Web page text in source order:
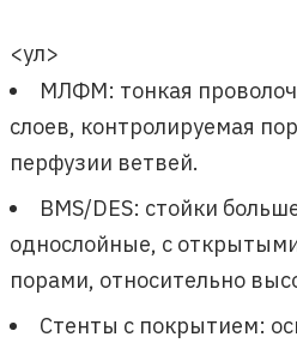
<ул>
МЛФМ: тонкая
слоев, контролируемая
перфузии ветвей.
BMS/DES: стойки
однослойные, с
порами, относительно
Стенты с покрытием: